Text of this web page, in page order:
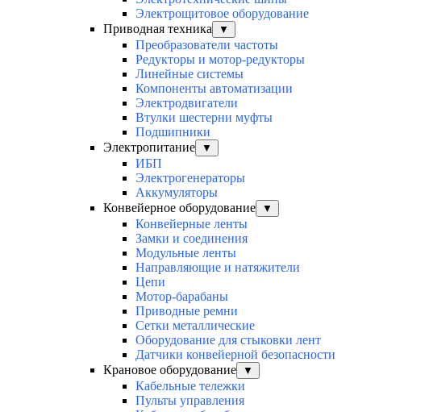
Электрощитовое оборудование
Приводная техника
▼
Преобразователи частоты
Редукторы и мотор-редукторы
Линейные системы
Компоненты автоматизации
Электродвигатели
Втулки шестерни муфты
Подшипники
Электропитание
▼
ИБП
Электрогенераторы
Аккумуляторы
Конвейерное оборудование
▼
Конвейерные ленты
Замки и соединения
Модульные ленты
Направляющие и натяжители
Цепи
Мотор-барабаны
Приводные ремни
Сетки металлические
Оборудование для стыковки лент
Датчики конвейерной безопасности
Крановое оборудование
▼
Кабельные тележки
Пульты управления